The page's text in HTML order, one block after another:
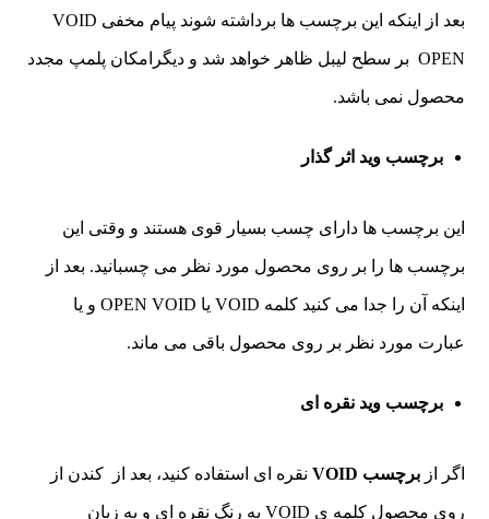
بعد از اینکه این برچسب ها برداشته شوند پیام مخفی VOID
OPEN بر سطح لیبل ظاهر خواهد شد و دیگرامکان پلمپ مجدد
محصول نمی باشد.
برچسب وید اثر گذار
این برچسب ها دارای چسب بسیار قوی هستند و وقتی این
برچسب ها را بر روی محصول مورد نظر می چسبانید. بعد از
اینکه آن را جدا می کنید کلمه VOID یا OPEN VOID و یا
عبارت مورد نظر بر روی محصول باقی می ماند.
برچسب وید نقره ای
اگر ازبرچسب VOID نقره ای استفاده کنید، بعد از کندن از
روی محصول کلمه ی VOID به رنگ نقره ای و به زبان